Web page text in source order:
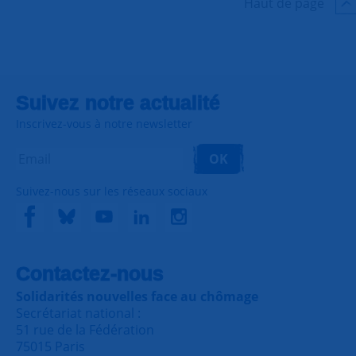
Suivez notre actualité
Inscrivez-vous à notre newsletter
OK
Suivez-nous sur les réseaux sociaux
Contactez-nous
Solidarités nouvelles face au chômage
Secrétariat national :
51 rue de la Fédération
75015 Paris